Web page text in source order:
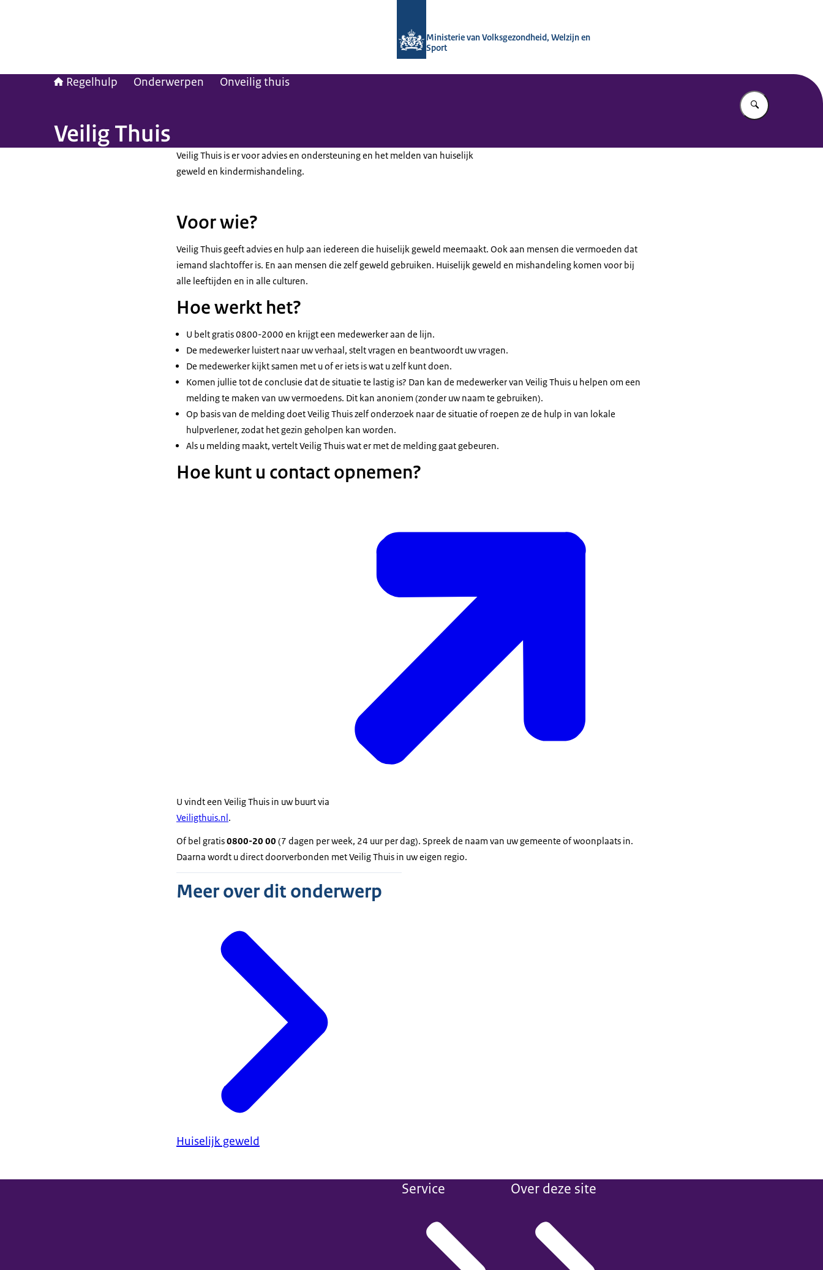
Ministerie van Volksgezondheid, Welzijn en
Sport
Regelhulp Onderwerpen Onveilig thuis
Vul in wat u
Veilig Thuis
Veilig Thuis is er voor advies en ondersteuning en het melden van huiselijk
geweld en kindermishandeling.
Voor wie?
Veilig Thuis geeft advies en hulp aan iedereen die huiselijk geweld meemaakt. Ook aan mensen die vermoeden dat
iemand slachtoffer is. En aan mensen die zelf geweld gebruiken. Huiselijk geweld en mishandeling komen voor bij
alle leeftijden en in alle culturen.
Hoe werkt het?
U belt gratis 0800-2000 en krijgt een medewerker aan de lijn.
De medewerker luistert naar uw verhaal, stelt vragen en beantwoordt uw vragen.
De medewerker kijkt samen met u of er iets is wat u zelf kunt doen.
Komen jullie tot de conclusie dat de situatie te lastig is? Dan kan de medewerker van Veilig Thuis u helpen om een
melding te maken van uw vermoedens. Dit kan anoniem (zonder uw naam te gebruiken).
Op basis van de melding doet Veilig Thuis zelf onderzoek naar de situatie of roepen ze de hulp in van lokale
hulpverlener, zodat het gezin geholpen kan worden.
Als u melding maakt, vertelt Veilig Thuis wat er met de melding gaat gebeuren.
Hoe kunt u contact opnemen?
U vindt een Veilig Thuis in uw buurt via
Veiligthuis.nl.
Of bel gratis0800-20 00 (7 dagen per week, 24 uur per dag). Spreek de naam van uw gemeente of woonplaats in.
Daarna wordt u direct doorverbonden met Veilig Thuis in uw eigen regio.
Meer over dit onderwerp
Huiselijk geweld
Service Over deze site